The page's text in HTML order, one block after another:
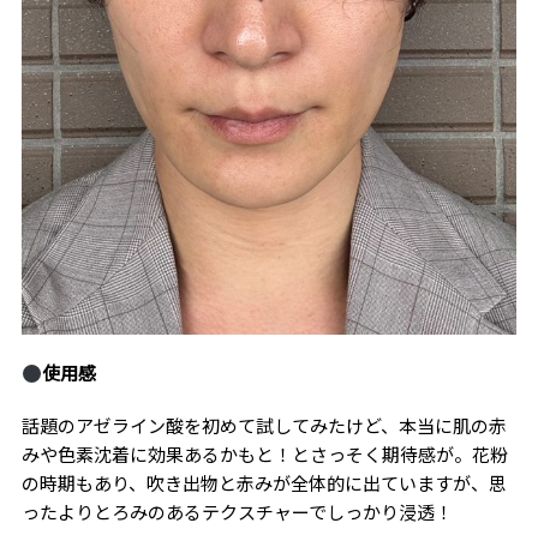
使用感
話題のアゼライン酸を初めて試してみたけど、本当に肌の赤
みや色素沈着に効果あるかもと！とさっそく期待感が。花粉
の時期もあり、吹き出物と赤みが全体的に出ていますが、思
ったよりとろみのあるテクスチャーでしっかり浸透！